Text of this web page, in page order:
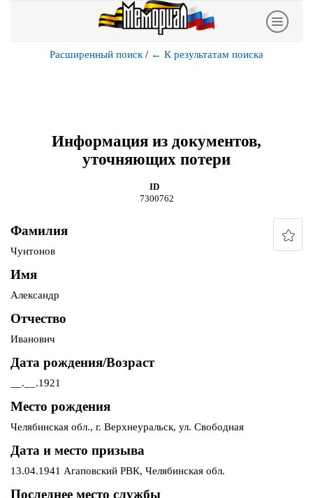
Расширенный поиск / ← К результатам поиска
Информация из документов,
уточняющих потери
ID
7300762
Фамилия
Чунтонов
Имя
Александр
Отчество
Иванович
Дата рождения/Возраст
__.__.1921
Место рождения
Челябинская обл., г. Верхнеуральск, ул. Свободная
Дата и место призыва
13.04.1941 Агаповский РВК, Челябинская обл.
Последнее место службы